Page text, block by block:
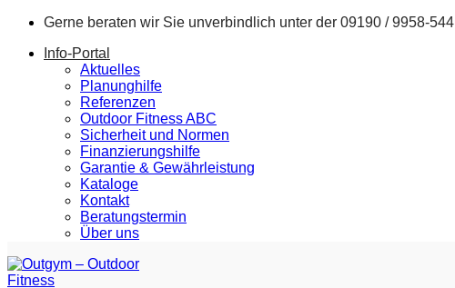
Zum
springen
Gerne beraten wir Sie unverbindlich unter der 09190 / 9958-544
Info-Portal
Aktuelles
Planunghilfe
Referenzen
Outdoor Fitness ABC
Sicherheit und Normen
Finanzierungshilfe
Garantie & Gewährleistung
Kataloge
Kontakt
Beratungstermin
Über uns